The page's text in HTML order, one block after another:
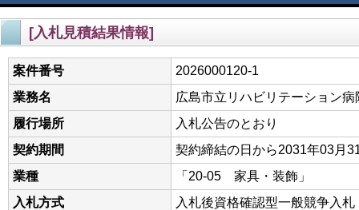
[入札見積結果情報]
案件番号
2026000120-1
業務名
広島市立リハビリテーション
履行場所
入札公告のとおり
契約期間
契約締結の日から2031年03月
業種
「20-05 家具・装飾」
入札方式
入札後資格確認型一般競争入札